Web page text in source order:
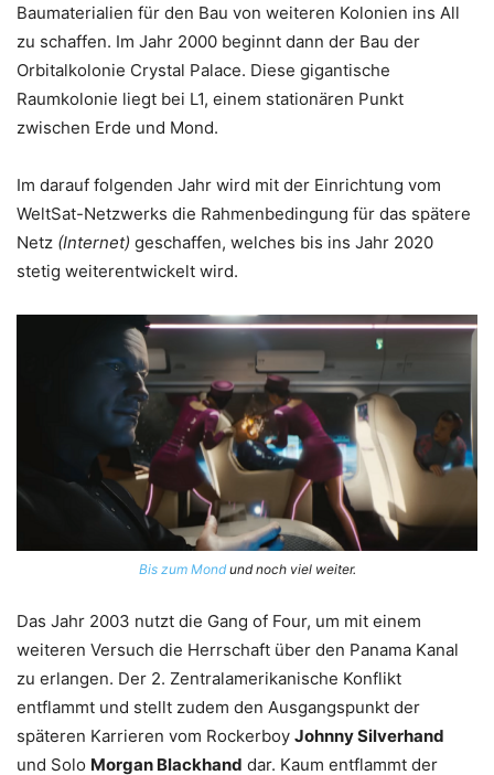
Baumaterialien für den Bau von weiteren Kolonien ins All
zu schaffen. Im Jahr 2000 beginnt dann der Bau der
Orbitalkolonie Crystal Palace. Diese gigantische
Raumkolonie liegt bei L1, einem stationären Punkt
zwischen Erde und Mond.
Im darauf folgenden Jahr wird mit der Einrichtung vom
WeltSat-Netzwerks die Rahmenbedingung für das spätere
Netz (Internet) geschaffen, welches bis ins Jahr 2020
stetig weiterentwickelt wird.
Bis zum Mond und noch viel weiter.
Das Jahr 2003 nutzt die Gang of Four, um mit einem
weiteren Versuch die Herrschaft über den Panama Kanal
zu erlangen. Der 2. Zentralamerikanische Konflikt
entflammt und stellt zudem den Ausgangspunkt der
späteren Karrieren vom Rockerboy Johnny Silverhand
und Solo Morgan Blackhand dar. Kaum entflammt der